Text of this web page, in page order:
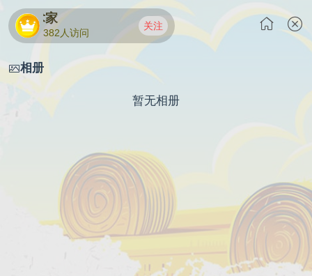
演艺术家
382人访问
关注
相册
暂无相册